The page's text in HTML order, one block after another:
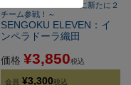
～SENGOKU ELEVENに新たに２
チーム参戦！～
SENGOKU ELEVEN：イ
ンペラドーラ織田
価格 ¥3,850税込
会員 ¥3,300税込